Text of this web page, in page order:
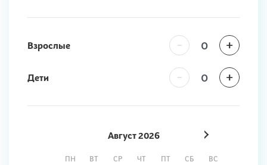
Взрослые - +
Дети - +
Август2026
ПН ВТ СР ЧТ ПТ СБ ВС